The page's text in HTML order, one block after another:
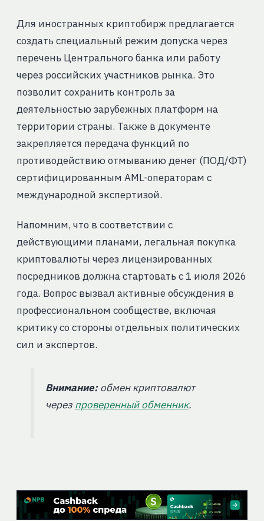
Для иностранных криптобирж предлагается
создать специальный режим допуска через
перечень Центрального банка или работу
через российских участников рынка. Это
позволит сохранить контроль за
деятельностью зарубежных платформ на
территории страны. Также в документе
закрепляется передача функций по
противодействию отмыванию денег (ПОД/ФТ)
сертифицированным AML-операторам с
международной экспертизой.
Напомним, что в соответствии с
действующими планами, легальная покупка
криптовалюты через лицензированных
посредников должна стартовать с 1 июля 2026
года. Вопрос вызвал активные обсуждения в
профессиональном сообществе, включая
критику со стороны отдельных политических
сил и экспертов.
Внимание:обмен криптовалют
через проверенный обменник.